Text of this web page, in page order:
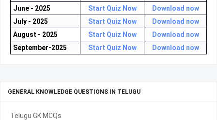
June - 2025
Start Quiz Now
Download now
July - 2025
Start Quiz Now
Download now
August - 2025
Start Quiz Now
Download now
September-2025
Start Quiz Now Download now
GENERAL KNOWLEDGE QUESTIONS IN TELUGU
Telugu GK MCQs